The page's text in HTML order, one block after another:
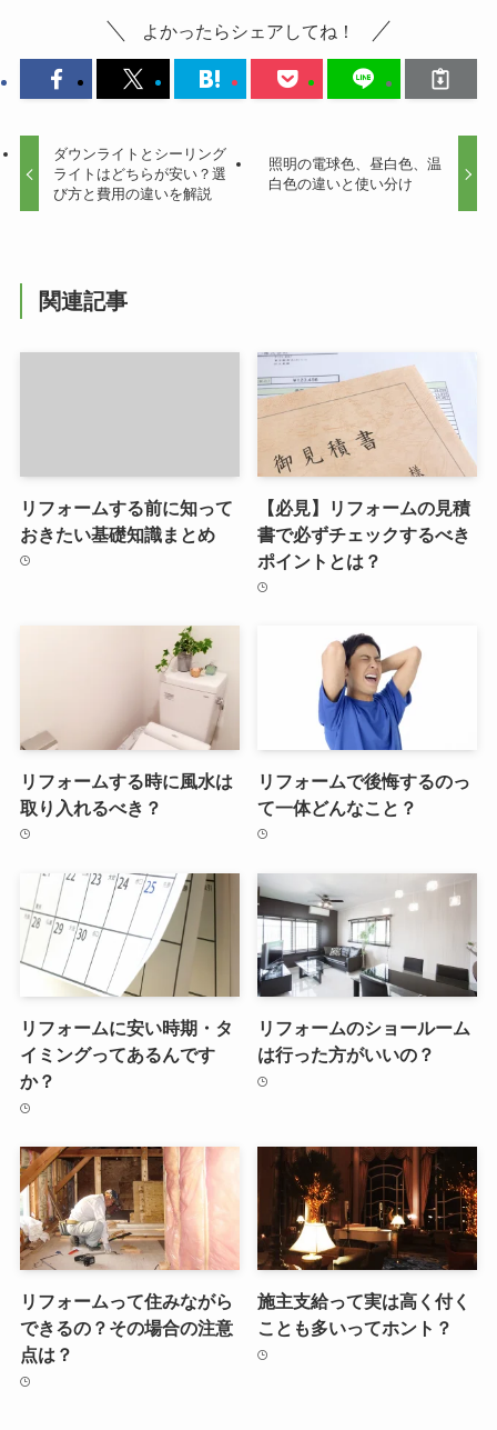
よかったらシェアしてね！
ダウンライトとシーリング
ライトはどちらが安い？選
び方と費用の違いを解説
照明の電球色、昼白色、温
白色の違いと使い分け
関連記事
リフォームする前に知って
おきたい基礎知識まとめ
【必見】リフォームの見積
書で必ずチェックするべき
ポイントとは？
リフォームする時に風水は
取り入れるべき？
リフォームで後悔するのっ
て一体どんなこと？
リフォームに安い時期・タ
イミングってあるんです
か？
リフォームのショールーム
は行った方がいいの？
リフォームって住みながら
できるの？その場合の注意
点は？
施主支給って実は高く付く
ことも多いってホント？